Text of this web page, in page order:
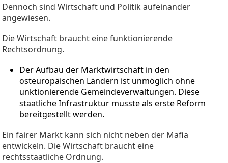
Dennoch sind Wirtschaft und Politik aufeinander
angewiesen.
Die Wirtschaft braucht eine funktionierende
Rechtsordnung.
Der Aufbau der Marktwirtschaft in den
osteuropäischen Ländern ist unmöglich ohne
unktionierende Gemeindeverwaltungen. Diese
staatliche Infrastruktur musste als erste Reform
bereitgestellt werden.
Ein fairer Markt kann sich nicht neben der Mafia
entwickeln. Die Wirtschaft braucht eine
rechtsstaatliche Ordnung.